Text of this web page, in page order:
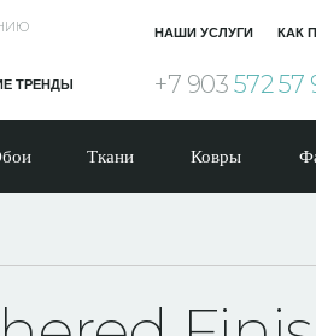
ТРЕНДЫ +7 903 572 57
НАШИ УСЛУГИ КАК
Ткани Ковры